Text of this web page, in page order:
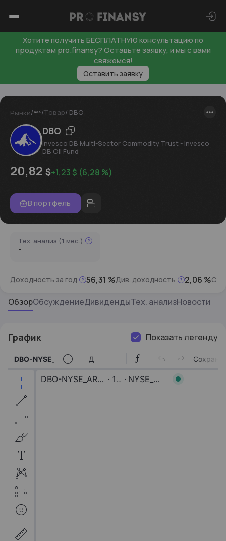
Хотите получить БЕСПЛАТНУЮ консультацию по
продуктам pro.finansy? Оставьте заявку, и мы с вами
свяжемся!
Оставить заявку
Рынки/ /Товар/ DBO
DBO
Invesco DB Multi-Sector Commodity Trust - Invesco
DB Oil Fund
20,82 $+1,23 $ (6,28 %)
В портфель
Тех. анализ (1 мес.)
-
Доходность за год 56,31 %Див. доходность 2,06 %СЧА
ОбзорОбсуждениеДивидендыТех. анализНовости
График Показать легенду